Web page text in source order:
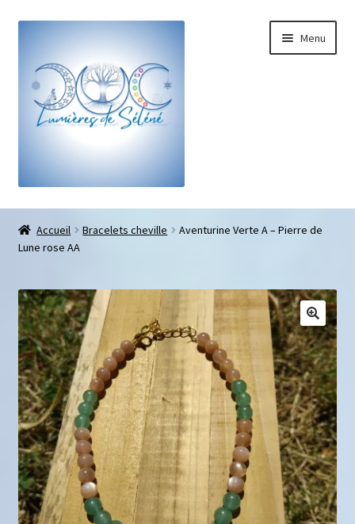
Menu
Boutique
Bracelets sur-mesure
Galets pouce anti-stress
Pendentifs sifflet et fioles
Mini géodes
Bougies lithothérapie
Packs
Carte Cadeau
Accueil Bracelets cheville
Aventurine Verte A – Pierre de
Lune rose AA